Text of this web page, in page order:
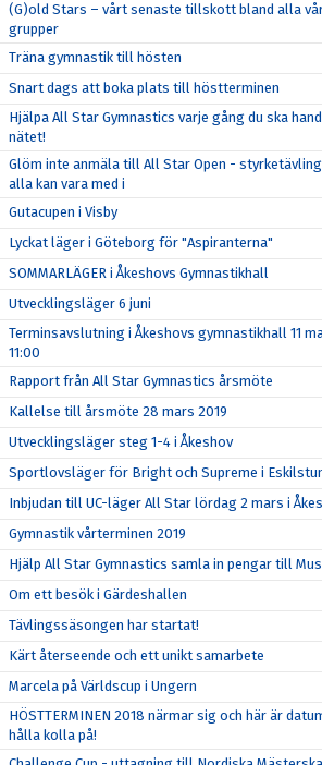
(G)old Stars – vårt senaste tillskott bland alla
grupper
Träna gymnastik till hösten
Snart dags att boka plats till höstterminen
Hjälpa All Star Gymnastics varje gång du ska
nätet!
Glöm inte anmäla till All Star Open -
alla kan vara med i
Gutacupen i Visby
Lyckat läger i Göteborg för "Aspiranterna"
SOMMARLÄGER i Åkeshovs Gymnastikhall
Utvecklingsläger 6 juni
Terminsavslutning i Åkeshovs gymnastikhall 11
11:00
Rapport från All Star Gymnastics årsmöte
Kallelse till årsmöte 28 mars 2019
Utvecklingsläger steg 1-4 i Åkeshov
Sportlovsläger för Bright och Supreme i
Inbjudan till UC-läger All Star lördag 2 mars i
Gymnastik vårterminen 2019
Hjälp All Star Gymnastics samla in pengar till
Om ett besök i Gärdeshallen
Tävlingssäsongen har startat!
Kärt återseende och ett unikt samarbete
Marcela på Världscup i Ungern
HÖSTTERMINEN 2018 närmar sig och här är
hålla kolla på!